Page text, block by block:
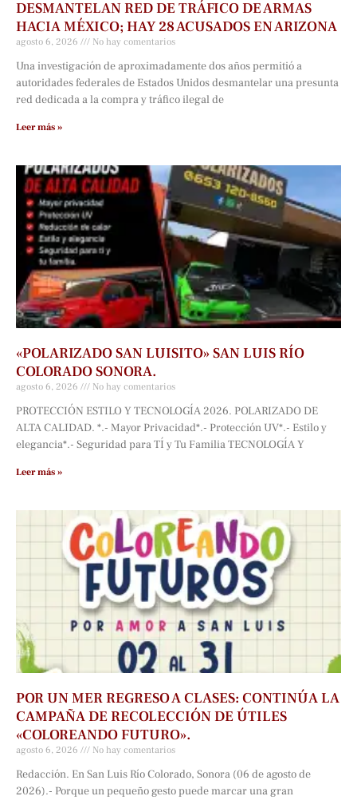
DESMANTELAN RED DE TRÁFICO DE ARMAS
HACIA MÉXICO; HAY 28 ACUSADOS EN ARIZONA
agosto 6, 2026 No hay comentarios
Una investigación de aproximadamente dos años permitió a
autoridades federales de Estados Unidos desmantelar una presunta
red dedicada a la compra y tráfico ilegal de
Leer más »
«POLARIZADO SAN LUISITO» SAN LUIS RÍO
COLORADO SONORA.
agosto 6, 2026 No hay comentarios
PROTECCIÓN ESTILO Y TECNOLOGÍA 2026. POLARIZADO DE
ALTA CALIDAD. *.- Mayor Privacidad*.- Protección UV*.- Estilo y
elegancia*.- Seguridad para TÍ y Tu Familia TECNOLOGÍA Y
Leer más »
POR UN MER REGRESO A CLASES: CONTINÚA LA
CAMPAÑA DE RECOLECCIÓN DE ÚTILES
«COLOREANDO FUTURO».
agosto 6, 2026 No hay comentarios
Redacción. En San Luis Río Colorado, Sonora (06 de agosto de
2026).- Porque un pequeño gesto puede marcar una gran